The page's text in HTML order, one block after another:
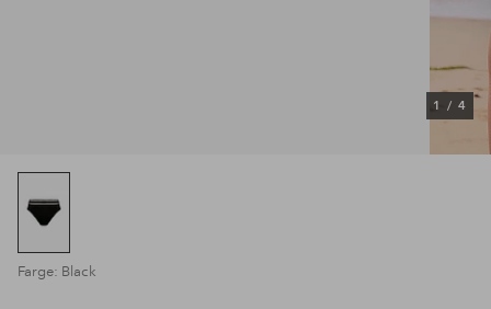
1 / 4
Farge: Black